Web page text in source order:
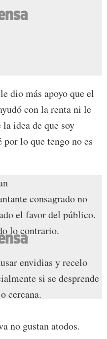
dio más apoyo que el
con la renta ni le
idea de que soy
lo que tengo no es
consagrado no
el favor del público.
lo contrario.
envidias y recelo
si se desprende
cercana.
no gustan atodos.